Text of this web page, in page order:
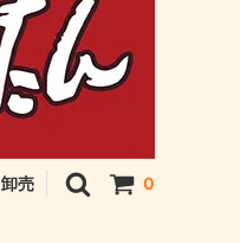
0
卸売